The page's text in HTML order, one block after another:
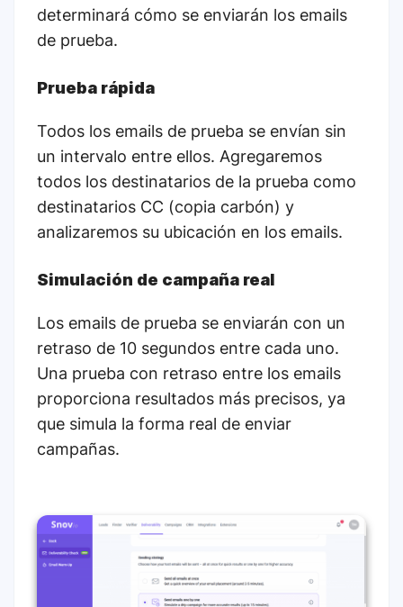
determinará cómo se enviarán los emails
de prueba.
Prueba rápida
Todos los emails de prueba se envían sin
un intervalo entre ellos. Agregaremos
todos los destinatarios de la prueba como
destinatarios CC (copia carbón) y
analizaremos su ubicación en los emails.
Simulación de campaña real
Los emails de prueba se enviarán con un
retraso de 10 segundos entre cada uno.
Una prueba con retraso entre los emails
proporciona resultados más precisos, ya
que simula la forma real de enviar
campañas.